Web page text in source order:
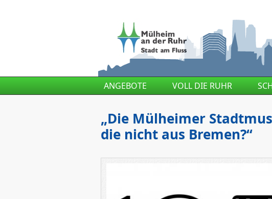
ANGEBOTE VOLL DIE RUHR
„Die Mülheimer
die nicht aus Bremen?“